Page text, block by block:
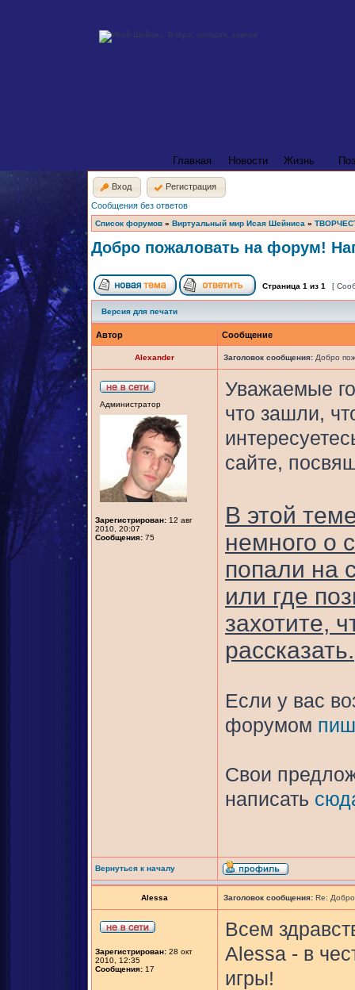
Главная Новости Жизнь
Вход
Регистрация
Сообщения без ответов
Список форумов » Виртуальный мир Исая Шейниса »
Добро пожаловать на форум!
Страница 1 из 1 [
Версия для печати
Автор Сообщение
Alexander Заголовок сообщения: Добро
Администратор
Зарегистрирован: 12 авг
2010, 20:07
Сообщения: 75
Уважаемые
что зашли,
сайте,
В этой
немного о
попали на
или где
захотите,
рассказать.
Если у вас
форумом
Свои
написать
Вернуться к началу
Alessa Заголовок сообщения: Re:
Зарегистрирован: 28 окт
2010, 12:35
Сообщения: 17
Всем
Alessa - в
игры!